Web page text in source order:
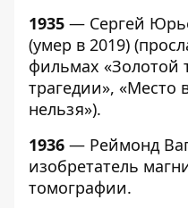
1935 — Сергей
(умер в 2019)
фильмах «Золотой
трагедии», «Место
нельзя»).
1936 — Реймонд
изобретатель
томографии.